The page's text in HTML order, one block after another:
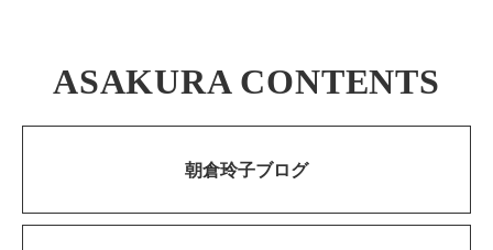
ASAKURA CONTENTS
朝倉玲子ブログ